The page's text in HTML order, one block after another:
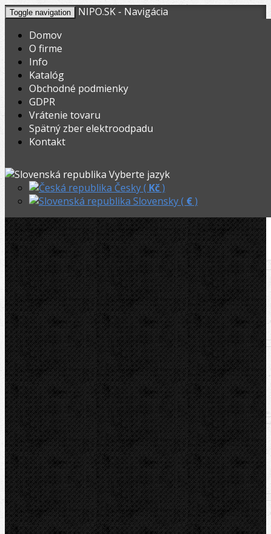
Toggle navigation
NIPO.SK - Navigácia
Domov
O firme
Info
Katalóg
Obchodné podmienky
GDPR
Vrátenie tovaru
Spätný zber elektroodpadu
Kontakt
Vyberte jazyk
Česky ( Kč)
Slovensky ( €)
V nákupnom košíku máte
Celkom: 0,00
Registrovať Prihlásiť
Rothenberger pertlovací a ohýbací
set 4,75-10mm